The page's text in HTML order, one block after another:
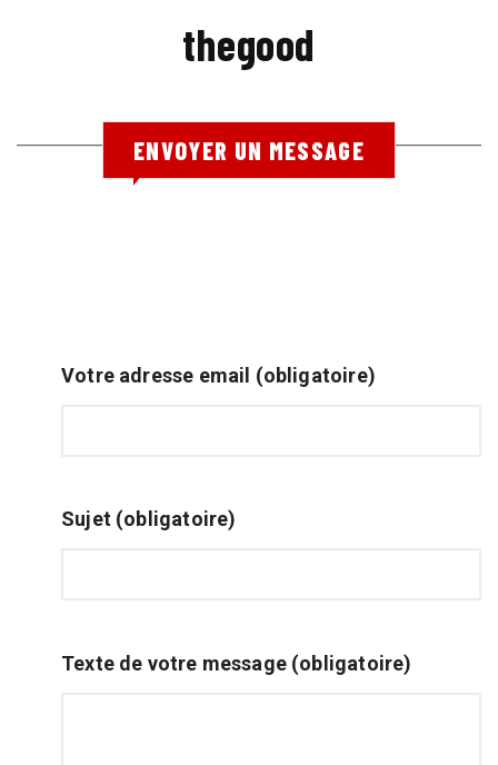
thegood
ENVOYER UN MESSAGE
Votre adresse email (obligatoire)
Sujet (obligatoire)
Texte de votre message (obligatoire)